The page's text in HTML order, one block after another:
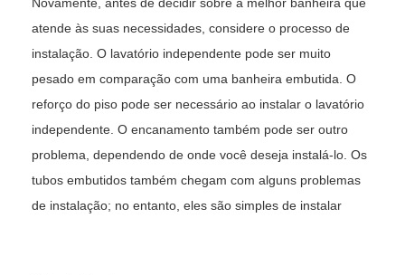
atende às suas necessidades, considere o processo de
instalação. O lavatório independente pode ser muito
pesado em comparação com uma banheira embutida. O
reforço do piso pode ser necessário ao instalar o lavatório
independente. O encanamento também pode ser outro
problema, dependendo de onde você deseja instalá-lo. Os
tubos embutidos também chegam com alguns problemas
de instalação; no entanto, eles são simples de instalar